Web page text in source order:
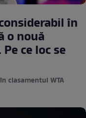
în
o nouă
ce loc se
clasamentul WTA